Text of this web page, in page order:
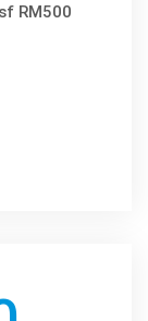
RM500